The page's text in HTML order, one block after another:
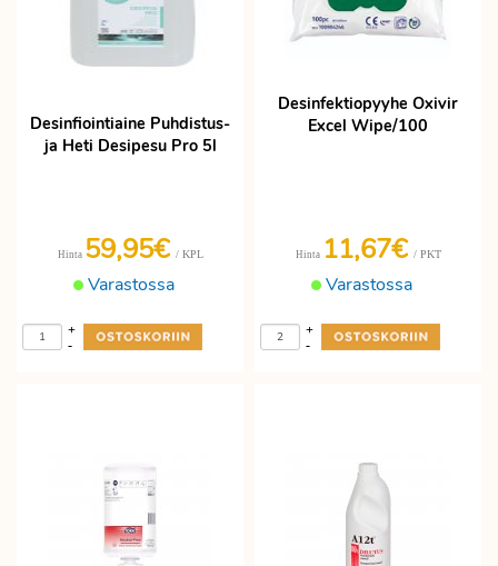
Desinfiointiaine Puhdistus-
ja Heti Desipesu Pro 5l
Varastossa
Hinta 59,95€ / KPL
-
+
Desinfektiopyyhe Oxivir
Excel Wipe/100
Varastossa
Hinta 11,67€ / PKT
-
+